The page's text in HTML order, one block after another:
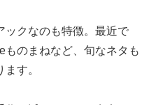
ックなのも特徴。最近で
ものまねなど、旬なネタも
す。